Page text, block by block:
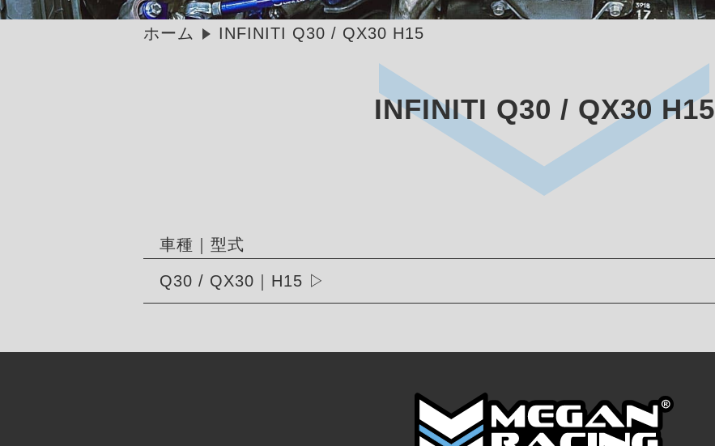
ホーム INFINITI Q30 / QX30 H15
INFINITI Q30 / QX30 H15
車種｜型式
Q30 / QX30｜H15